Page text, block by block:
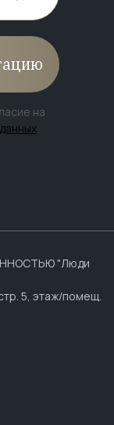
на
"Люди
5, этаж/помещ.